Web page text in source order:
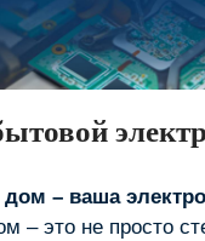
– ваша
– это не просто